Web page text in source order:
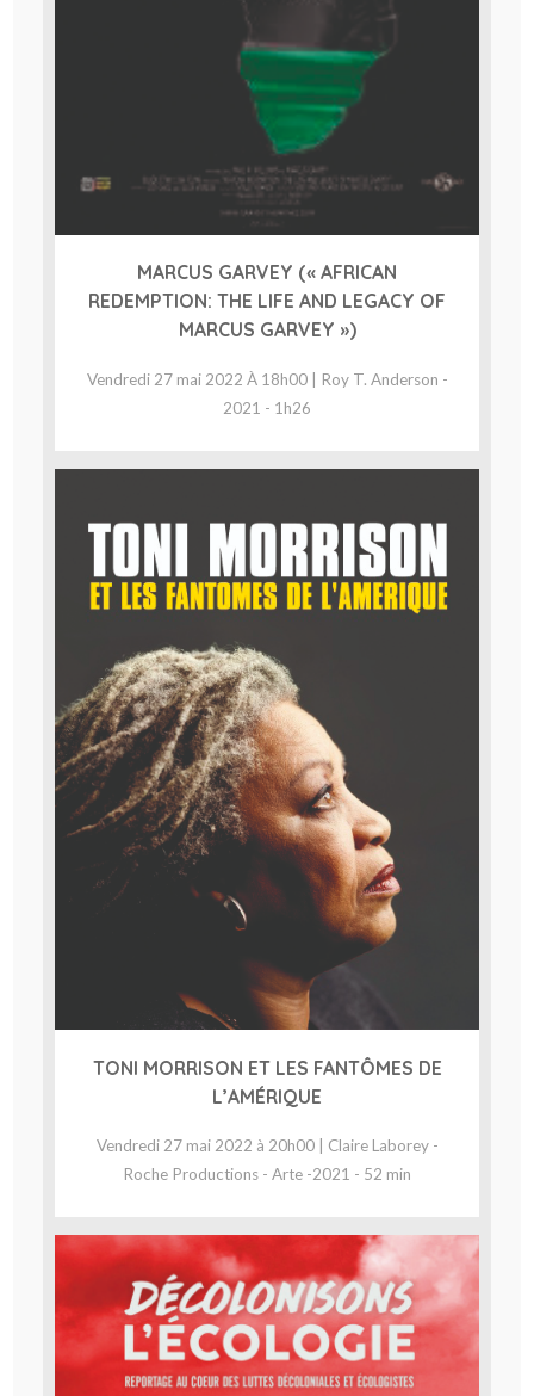
MARCUS GARVEY (« AFRICAN
REDEMPTION: THE LIFE AND LEGACY OF
MARCUS GARVEY »)
Vendredi 27 mai 2022 À 18h00 | Roy T. Anderson -
2021 - 1h26
TONI MORRISON ET LES FANTÔMES DE
L’AMÉRIQUE
Vendredi 27 mai 2022 à 20h00 | Claire Laborey -
Roche Productions - Arte -2021 - 52 min